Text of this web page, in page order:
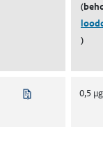
)
Uit regelgeving
0,5